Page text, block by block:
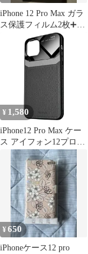
iPhone 12 Pro Max ガラ
ス保護フィルム2枚➕カ
メラフィルム2枚
¥ 1,580
iPhone12 Pro Max ケー
ス アイフォン12プロマ
ックス ハイブリット ス
マート ケース
【Color】 ブラック
¥650
iPhoneケース12 pro